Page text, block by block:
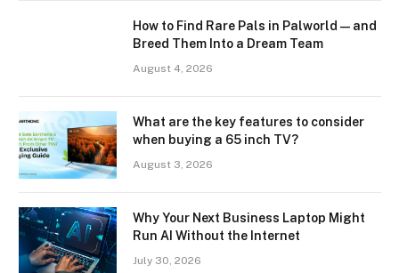
How to Find Rare Pals in Palworld — and
Breed Them Into a Dream Team
August 4, 2026
What are the key features to consider
when buying a 65 inch TV?
August 3, 2026
Why Your Next Business Laptop Might
Run AI Without the Internet
July 30, 2026